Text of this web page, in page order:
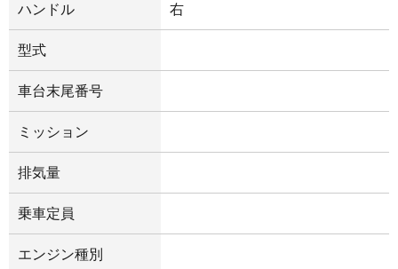
ハンドル 右
型式
車台末尾番号
ミッション
排気量
乗車定員
エンジン種別